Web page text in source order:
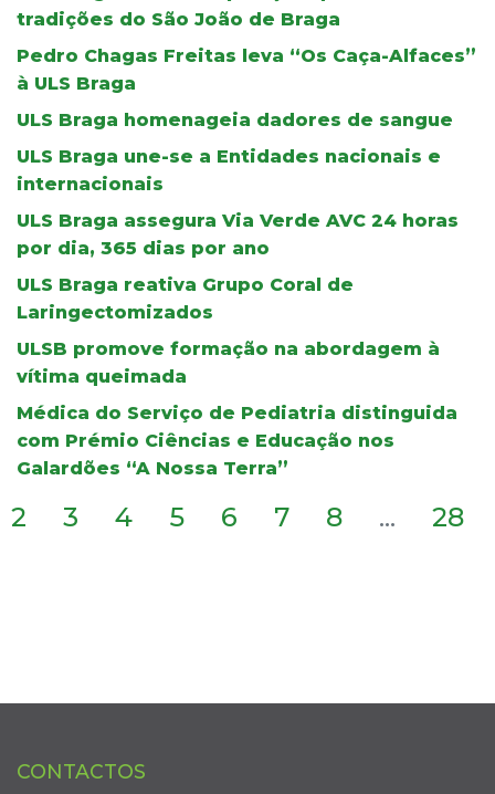
tradições do São João de Braga
Pedro Chagas Freitas leva “Os Caça-Alfaces”
à ULS Braga
ULS Braga homenageia dadores de sangue
ULS Braga une-se a Entidades nacionais e
internacionais
ULS Braga assegura Via Verde AVC 24 horas
por dia, 365 dias por ano
ULS Braga reativa Grupo Coral de
Laringectomizados
ULSB promove formação na abordagem à
vítima queimada
Médica do Serviço de Pediatria distinguida
com Prémio Ciências e Educação nos
Galardões “A Nossa Terra”
2 3 4 5 6 7 8 ... 28
CONTACTOS